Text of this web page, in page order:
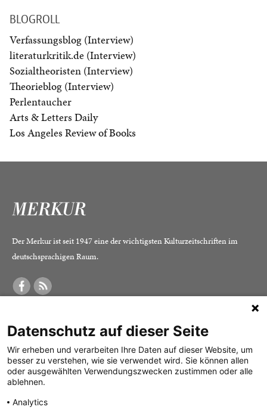
BLOGROLL
Verfassungsblog (Interview)
literaturkritik.de (Interview)
Sozialtheoristen (Interview)
Theorieblog (Interview)
Perlentaucher
Arts & Letters Daily
Los Angeles Review of Books
Der Merkur ist seit 1947 eine der wichtigsten Kulturzeitschriften im
deutschsprachigen Raum.
Was ist der Merkur?
Herausgeber /
Redaktion
Verlag
Alle Abos im Überblick
Print-Abo
Digital-Abo
Impressum
Datenschutz
Mediadaten
Datenschutz auf dieser Seite
Wir erheben und verarbeiten Ihre Daten auf dieser Website, um
besser zu verstehen, wie sie verwendet wird. Sie können allen
oder ausgewählten Verwendungszwecken zustimmen oder alle
ablehnen.
Analytics